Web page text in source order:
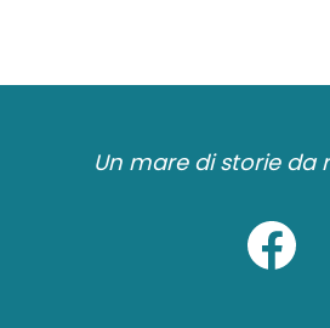
Un mare di storie da